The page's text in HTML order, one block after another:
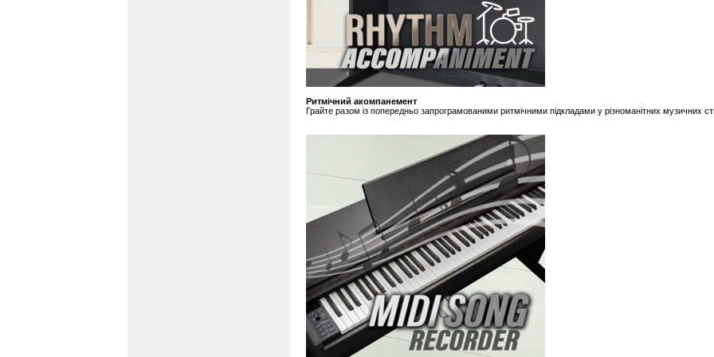
Ритмічний акомпанемент
Грайте разом із попередньо запрограмованими ритмічними підкладами у різноманітних музичних